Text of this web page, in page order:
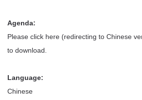
Agenda:
Please click here (redirecting to Chinese
to download.
Language:
Chinese